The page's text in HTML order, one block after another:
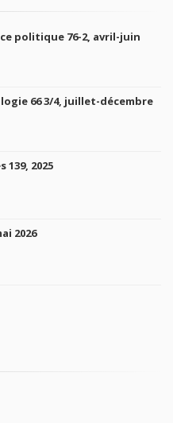
politique 76-2, avril-juin
66 3/4, juillet-décembre
2025
2026